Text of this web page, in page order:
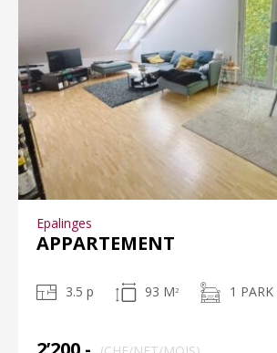
Epalinges
APPARTEMENT
3.5 p 93 M 2 1 PARK